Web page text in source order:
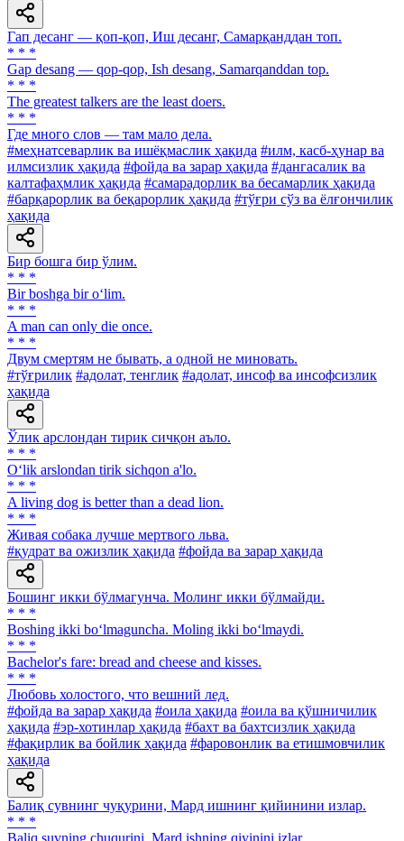
Гап десанг — қоп-қоп, Иш десанг, Самарқанддан топ.
* * *
Gap desang — qop-qop, Ish desang, Samarqanddan top.
* * *
The greatest talkers are the least doers.
* * *
Где много слов — там мало дела.
#меҳнатсеварлик ва ишёқмаслик ҳақида #илм, касб-ҳунар ва
илмсизлик ҳақида #фойда ва зарар ҳақида #дангасалик ва
калтафаҳмлик ҳақида #самарадорлик ва бесамарлик ҳақида
#барқарорлик ва беқарорлик ҳақида #тўғри сўз ва ёлғончилик
ҳақида
Бир бошга бир ўлим.
* * *
Bir boshga bir o‘lim.
* * *
A man can only die once.
* * *
Двум смертям не бывать, а одной не миновать.
#тўғрилик #адолат, тенглик #адолат, инсоф ва инсофсизлик
ҳақида
Ўлик арслондан тирик сичқон аъло.
* * *
O‘lik arslondan tirik sichqon a'lo.
* * *
A living dog is better than a dead lion.
* * *
Живая собака лучше мертвого льва.
#қудрат ва ожизлик ҳақида #фойда ва зарар ҳақида
Бошинг икки бўлмагунча. Молинг икки бўлмайди.
* * *
Boshing ikki bo‘lmaguncha. Moling ikki bo‘lmaydi.
* * *
Bachelor's fare: bread and cheese and kisses.
* * *
Любовь холостого, что вешний лед.
#фойда ва зарар ҳақида #оила ҳақида #оила ва қўшничилик
ҳақида #эр-хотинлар ҳақида #бахт ва бахтсизлик ҳақида
#фақирлик ва бойлик ҳақида #фаровонлик ва етишмовчилик
ҳақида
Балиқ сувнинг чуқурини, Мард ишнинг қийинини излар.
* * *